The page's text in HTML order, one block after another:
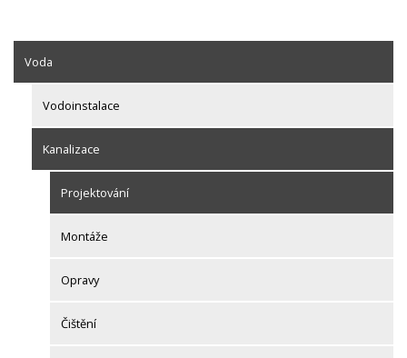
Voda
Vodoinstalace
Kanalizace
Projektování
Montáže
Opravy
Čištění